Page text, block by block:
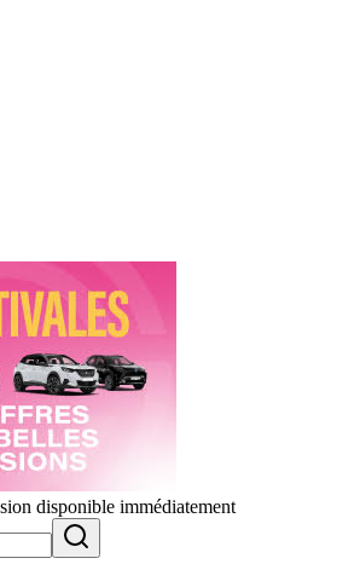
disponible immédiatement